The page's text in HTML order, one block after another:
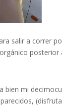
salir a correr
bien mi